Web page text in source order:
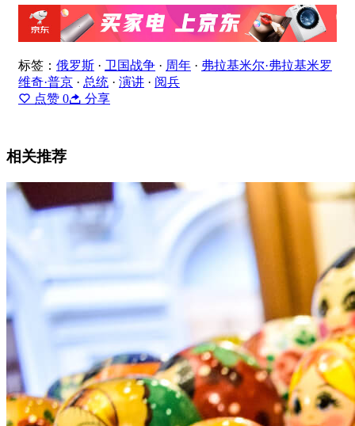
标签： 俄罗斯 · 卫国战争 · 周年 · 弗拉基米尔·弗拉基米罗
维奇·普京 · 总统 · 演讲 · 阅兵
点赞 0 分享
相关推荐